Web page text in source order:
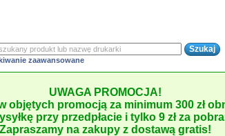
zaawansowane
UWAGA PROMOCJA!
objętych promocją za minimum 300 zł
przy przedpłacie i tylko 9 zł za
Zapraszamy na zakupy z dostawą gratis!